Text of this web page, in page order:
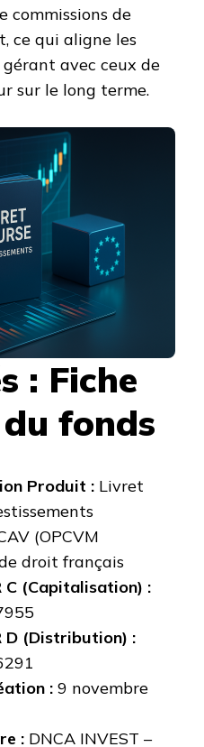
commissions de
ce qui aligne les
avec ceux de
sur le long terme.
: Fiche
fonds
Produit : Livret
(OPCVM
droit français
C (Capitalisation) :
D (Distribution) :
: 9 novembre
: DNCA INVEST –